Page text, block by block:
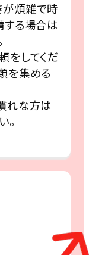
が煩雑で時
する場合は
をしてくだ
を集める
れな方は
。